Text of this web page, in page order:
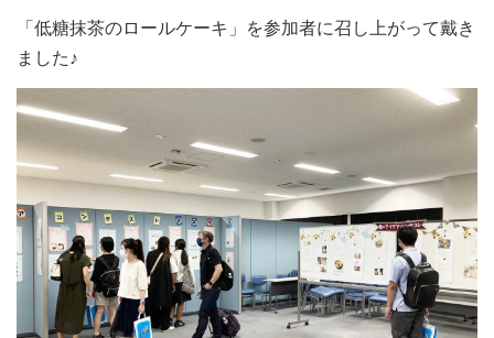
「低糖抹茶のロールケーキ」を参加者に召し上がって戴き
ました♪